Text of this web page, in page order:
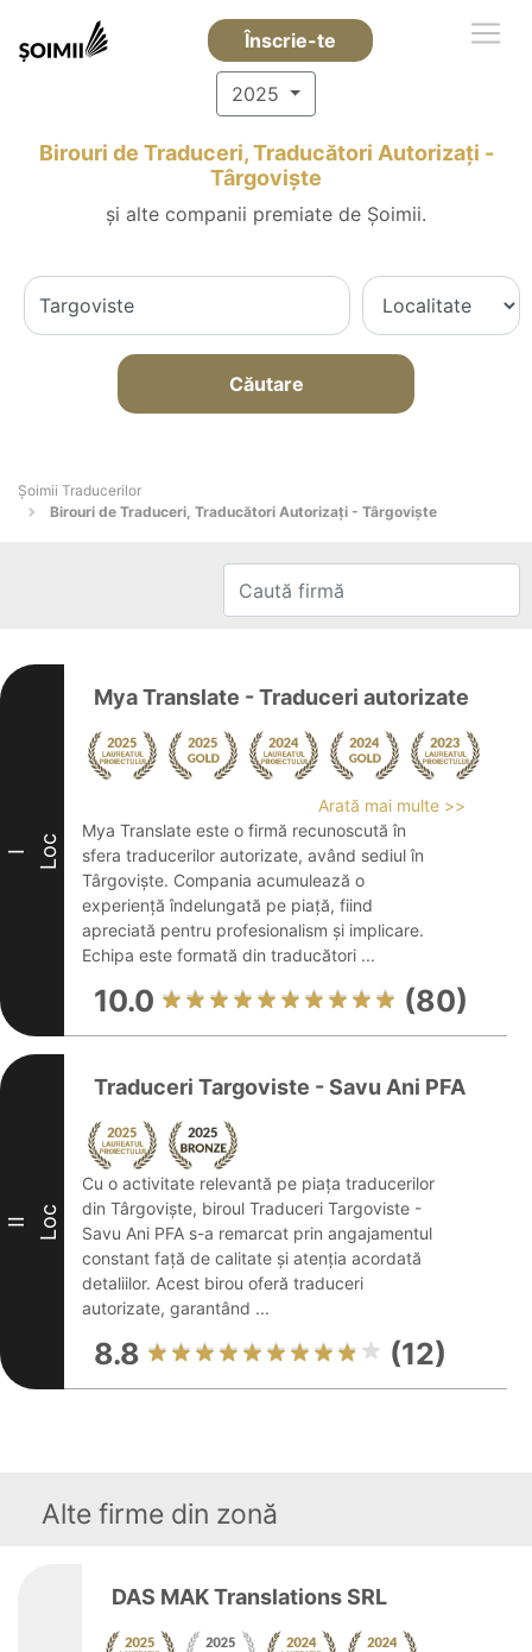
Înscrie-te
2025
Birouri de Traduceri, Traducători Autorizați -
Târgovişte
și alte companii premiate de Șoimii.
Căutare
Șoimii Traducerilor
Birouri de Traduceri, Traducători Autorizați - Târgovişte
I Loc
Mya Translate - Traduceri autorizate
Arată mai multe >>
Mya Translate este o firmă recunoscută în
sfera traducerilor autorizate, având sediul în
Târgoviște. Compania acumulează o
experiență îndelungată pe piață, fiind
apreciată pentru profesionalism și implicare.
Echipa este formată din traducători ...
10.0 (80)
II Loc
Traduceri Targoviste - Savu Ani PFA
Cu o activitate relevantă pe piața traducerilor
din Târgoviște, biroul Traduceri Targoviste -
Savu Ani PFA s-a remarcat prin angajamentul
constant față de calitate și atenția acordată
detaliilor. Acest birou oferă traduceri
autorizate, garantând ...
8.8 (12)
Alte firme din zonă
DAS MAK Translations SRL